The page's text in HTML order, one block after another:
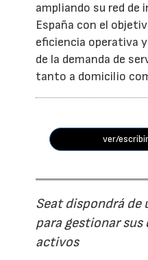
ampliando su red
España con el
eficiencia operativa
de la demanda de
tanto a domicilio
ver/
Seat dispondrá
para gestionar
activos